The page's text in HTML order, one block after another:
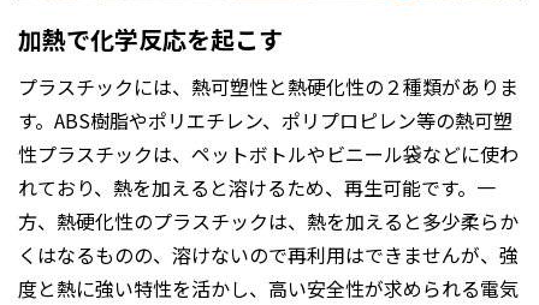
加熱で化学反応を起こす
プラスチックには、熱可塑性と熱硬化性の２種類がありま
す。ABS樹脂やポリエチレン、ポリプロピレン等の熱可塑
性プラスチックは、ペットボトルやビニール袋などに使わ
れており、熱を加えると溶けるため、再生可能です。一
方、熱硬化性のプラスチックは、熱を加えると多少柔らか
くはなるものの、溶けないので再利用はできませんが、強
度と熱に強い特性を活かし、高い安全性が求められる電気